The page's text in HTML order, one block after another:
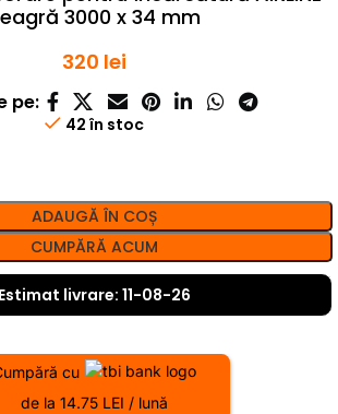
3000 x 34 mm
320 lei
pe:
42 în stoc
ADAUGĂ ÎN COȘ
CUMPĂRĂ ACUM
Estimat livrare: 11-08-26
cu
de la 14.75 LEI / lună